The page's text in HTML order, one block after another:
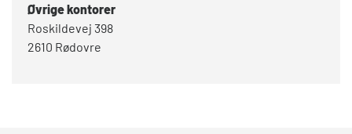
Øvrige kontorer
Roskildevej 398
2610 Rødovre